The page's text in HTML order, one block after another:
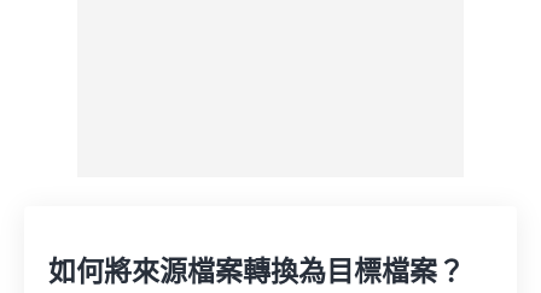
如何將來源檔案轉換為目標檔案？